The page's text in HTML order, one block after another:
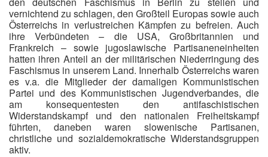
vernichtend zu schlagen, den Großteil Europas sowie auch
Österreichs in verlustreichen Kämpfen zu befreien. Auch
ihre Verbündeten – die USA, Großbritannien und
Frankreich – sowie jugoslawische Partisaneneinheiten
hatten ihren Anteil an der militärischen Niederringung des
Faschismus in unserem Land. Innerhalb Österreichs waren
es v.a. die Mitglieder der damaligen Kommunistischen
Partei und des Kommunistischen Jugendverbandes, die
am konsequentesten den antifaschistischen
Widerstandskampf und den nationalen Freiheitskampf
führten, daneben waren slowenische Partisanen,
christliche und sozialdemokratische Widerstandsgruppen
aktiv.